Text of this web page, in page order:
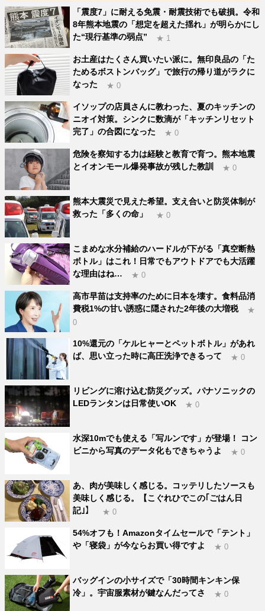
「震度7」に耐える免震・耐震技術でも破損。令和
8年熊本地震の「想定を超えた揺れ」が明らかにし
た“現行基準の弱点”
★ 1
お土産はたくさん買いたい派に。無印良品の「た
ためるボストンバッグ」で旅行の帰り道がラクに
なった
★ 0
イソップの店員さんに教わった、夏のキッチンの
ニオイ対策。シンクに数滴が「キッチンリセット
完了」の合図になった
★ 0
危険を察知する力は経験と教育で育つ。熊本地震
とイオンモール爆発事故が残した教訓
★ 0
熊本大震災で見えた希望。支え合いと防災体制が
救った「多くの命」
★ 0
こまめな水分補給のハードルが下がる「真空断熱
ボトル」はこれ！日常でもアウトドアでも大活躍
な理由はね…
★ 0
高市早苗は支持率のために日本を壊す。食料品消
費税1%の甘い誘惑に隠された2年後の大増税
★
0
10%還元の「ケルヒャーとペットボトル」があれ
ば、思い立った時に高圧洗浄できるって
★ 0
リビングに溶け込む防災グッズ。パナソニックの
LEDランタンは日常使いOK
★ 0
水深10mでも使える「写ルンです」が登場！ コン
ビニから写真のデータ化もできちゃうよ
★ 0
あ、肉が美味しく感じる。コッテリしたソースも
美味しく感じる。【こぐれひでこの｢ごはん日
記｣】
★ 0
54%オフも！Amazonタイムセールで「テント」
や「寝袋」が今ならお買い得ですよ
★ 0
バッグインの小サイズで「30時間キンキン保
冷」。宇宙服素材が鍵なんだってさ
★ 0